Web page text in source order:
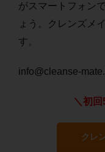
がスマートフォン
ょう。クレンズメ
す。
info@cleanse-
＼初
クレ